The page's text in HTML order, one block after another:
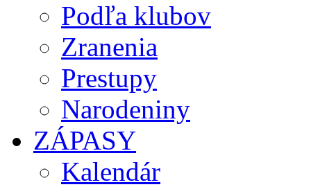
Podľa klubov
Zranenia
Prestupy
Narodeniny
ZÁPASY
Kalendár